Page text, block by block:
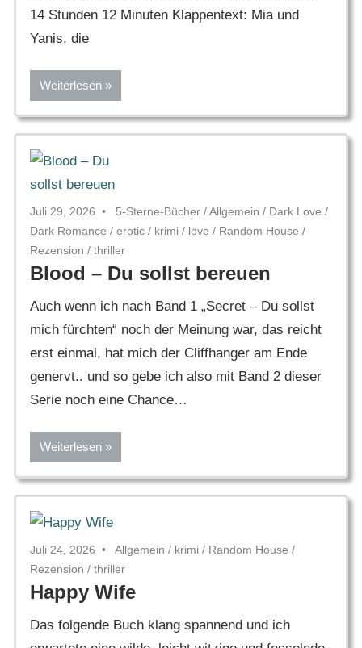
14 Stunden 12 Minuten Klappentext: Mia und
Yanis, die
Weiterlesen
Juli 29, 2026 5-Sterne-Bücher /Allgemein / Dark Love /
Dark Romance / erotic / krimi / love / Random House /
Rezension / thriller
Blood – Du sollst bereuen
Auch wenn ich nach Band 1 „Secret – Du sollst
mich fürchten“ noch der Meinung war, das reicht
erst einmal, hat mich der Cliffhanger am Ende
genervt.. und so gebe ich also mit Band 2 dieser
Serie noch eine Chance…
Weiterlesen
Juli 24, 2026 Allgemein / krimi / Random House /
Rezension / thriller
Happy Wife
Das folgende Buch klang spannend und ich